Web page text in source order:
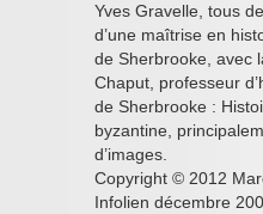
Yves Gravelle, tous
d’une maîtrise en
de Sherbrooke, avec
Chaput, professeur
de Sherbrooke :
byzantine,
d’images.
Copyright © 2012
Infolien décembre